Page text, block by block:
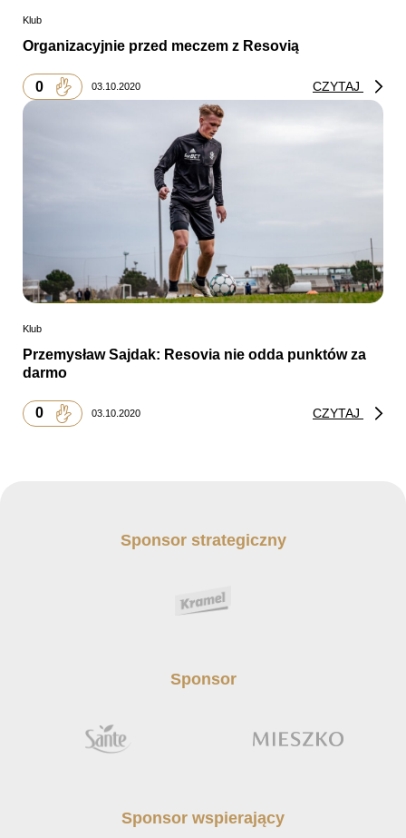
Klub
Organizacyjnie przed meczem z Resovią
0 03.10.2020 CZYTAJ
Klub
Przemysław Sajdak: Resovia nie odda punktów za
darmo
0 03.10.2020 CZYTAJ
Sponsor strategiczny
Sponsor
Sponsor wspierający